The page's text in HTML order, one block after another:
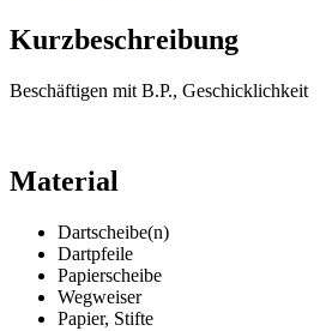
Kurzbeschreibung
Beschäftigen mit B.P., Geschicklichkeit
Material
Dartscheibe(n)
Dartpfeile
Papierscheibe
Wegweiser
Papier, Stifte